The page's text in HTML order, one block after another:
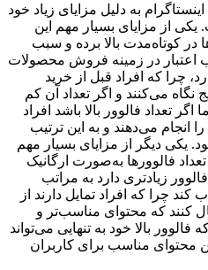
به دلیل مزایای زیاد خود
یکی از مزایای بسیار مهم این
در کوتاه‌مدت بالا برده و سبب
اعتبار در زمینه فروش محصولات
چرا که افراد قبل از خرید
نگاه می‌کنند و اگر تعداد آن کم
تعداد فالوور بالا باشد افراد
انجام می‌دهند و به این ترتیب
یکی دیگر از مزایای بسیار مهم
فالوورها به‌صورت ارگانیک
زیادتری دارد به مراتب
کند چرا که افراد تمایل دارند از
کنند که محتوای مناسب‌تر و
فالوور بالا خود به تنهایی می‌تواند
محتوای مناسب برای کاربران